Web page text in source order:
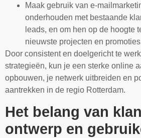
Maak gebruik van e-
onderhouden met bestaande
leads, en om hen op de hoogte
nieuwste projecten en
Door consistent en doelgericht te
strategieën, kun je een sterke online
opbouwen, je netwerk uitbreiden en
aantrekken in de regio Rotterdam.
Het belang van
ontwerp en